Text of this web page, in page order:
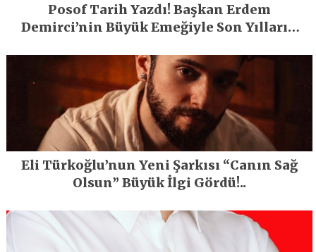
Posof Tarih Yazdı! Başkan Erdem
Demirci’nin Büyük Emeğiyle Son Yılların
Eli Türkoğlu’nun Yeni Şarkısı “Canın Sağ
Olsun” Büyük İlgi Gördü!..